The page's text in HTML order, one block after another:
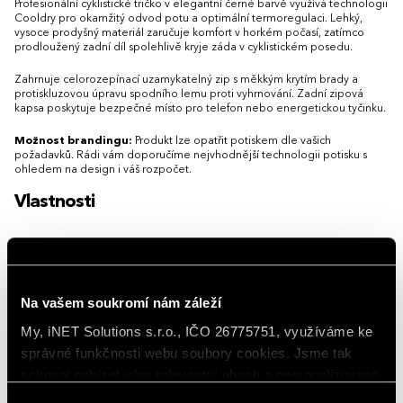
Na vašem soukromí nám záleží
My, iNET Solutions s.r.o., IČO 26775751, využíváme ke
správné funkčnosti webu soubory cookies. Jsme tak
11-12 let
Profesionální cyklistické tričko v elegantní černé barvě využívá technologii
Cooldry pro okamžitý odvod potu a optimální termoregulaci. Lehký,
vysoce prodyšný materiál zaručuje komfort v horkém počasí, zatímco
prodloužený zadní díl spolehlivě kryje záda v cyklistickém posedu.
Zahrnuje celorozepínací uzamykatelný zip s měkkým krytím brady a
protiskluzovou úpravu spodního lemu proti vyhrnování. Zadní zipová
kapsa poskytuje bezpečné místo pro telefon nebo energetickou tyčinku.
Možnost brandingu: Produkt lze opatřit potiskem dle vašich
požadavků. Rádi vám doporučíme nejvhodnější technologii potisku s
ohledem na design i váš rozpočet.
Vlastnosti
Rukávy Krátký rukáv
Střih/Styl Se zipem, Dlouhá, Slim fit (přiléhavá)